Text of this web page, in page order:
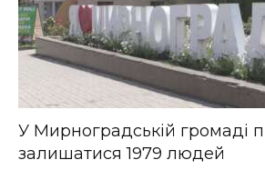
У Мирноградській громаді
залишатися 1979 людей